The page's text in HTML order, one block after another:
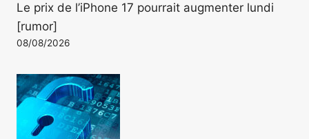
Le prix de l’iPhone 17 pourrait augmenter lundi
[rumor]
08/08/2026